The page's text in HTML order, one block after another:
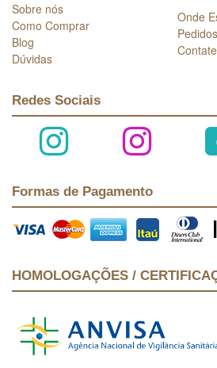
Sobre nós
Como Comprar
Blog
Dúvidas
Onde
Redes Sociais
Formas de Pagamento
HOMOLOGAÇÕES /